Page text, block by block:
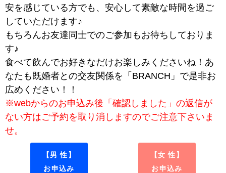
安を感じている方でも、安心して素敵な時間を過ご
していただけます♪
もちろんお友達同士でのご参加もお待ちしておりま
す♪
食べて飲んでお好きなだけお楽しみくださいね！あ
なたも既婚者との交友関係を「BRANCH」で是非お
広めください！！
※webからのお申込み後「確認しました」の返信が
ない方はご予約を取り消しますのでご注意下さいま
せ。
【男 性】
お申込み
【女 性】
お申込み